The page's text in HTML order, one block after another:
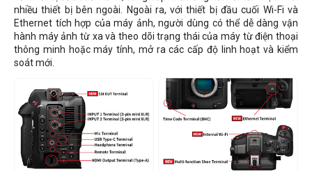
nhiều thiết bị bên ngoài. Ngoài ra, với thiết bị đầu cuối Wi-Fi và
Ethernet tích hợp của máy ảnh, người dùng có thể dễ dàng vận
hành máy ảnh từ xa và theo dõi trạng thái của máy từ điện thoại
thông minh hoặc máy tính, mở ra các cấp độ linh hoạt và kiểm
soát mới.